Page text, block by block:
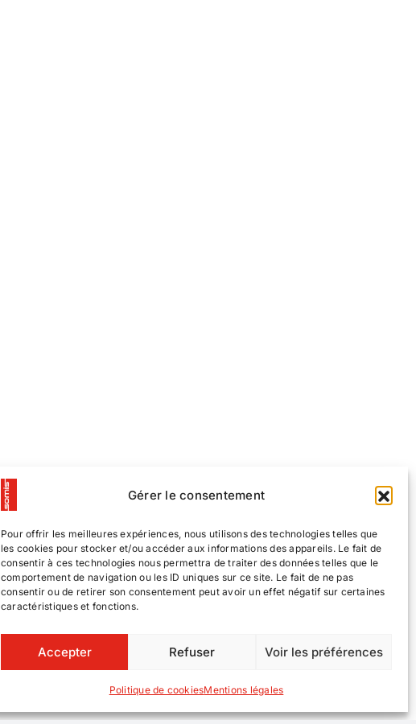
Gérer le consentement
Pour offrir les meilleures expériences, nous utilisons des technologies telles que
les cookies pour stocker et/ou accéder aux informations des appareils. Le fait de
consentir à ces technologies nous permettra de traiter des données telles que le
comportement de navigation ou les ID uniques sur ce site. Le fait de ne pas
consentir ou de retirer son consentement peut avoir un effet négatif sur certaines
caractéristiques et fonctions.
Accepter Refuser Voir les préférences
Politique de cookiesMentions légales